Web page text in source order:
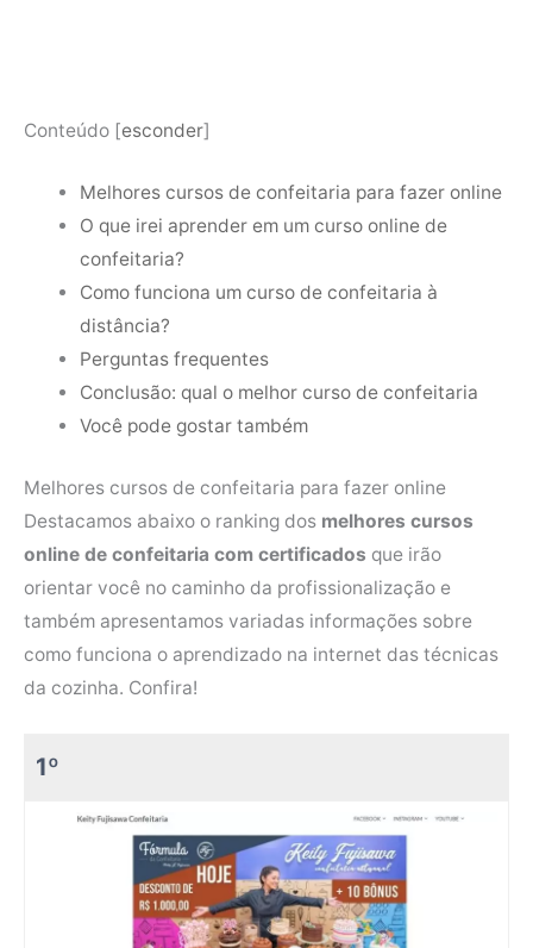
Conteúdo [esconder]
Melhores cursos de confeitaria para fazer online
O que irei aprender em um curso online de
confeitaria?
Como funciona um curso de confeitaria à
distância?
Perguntas frequentes
Conclusão: qual o melhor curso de confeitaria
Você pode gostar também
Melhores cursos de confeitaria para fazer online
Destacamos abaixo o ranking dos melhores cursos
online de confeitaria com certificados que irão
orientar você no caminho da profissionalização e
também apresentamos variadas informações sobre
como funciona o aprendizado na internet das técnicas
da cozinha. Confira!
1º